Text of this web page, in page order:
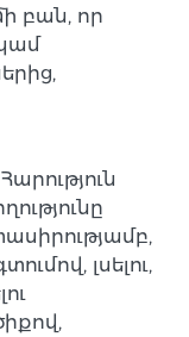
բան, որ
լսելու,